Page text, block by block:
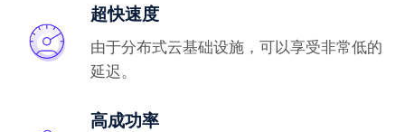
超快速度
由于分布式云基础设施，可以享受非常低的
延迟。
高成功率